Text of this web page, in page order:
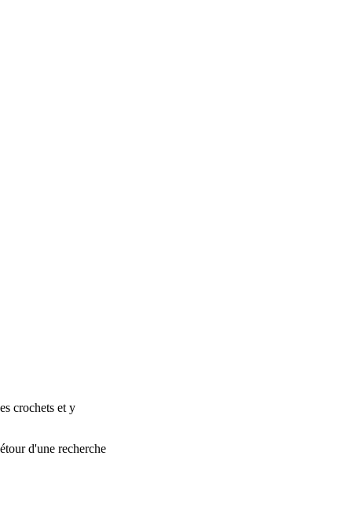
crochets et y
d'une recherche